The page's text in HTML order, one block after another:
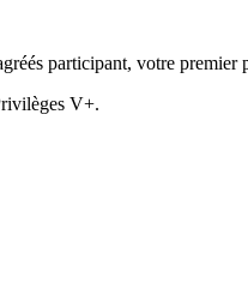
participant, votre
V+.